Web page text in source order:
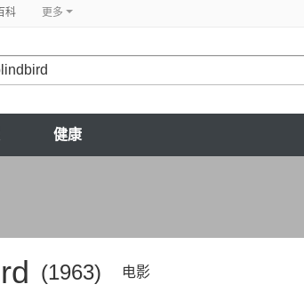
科 更多
健康
(1963) 电影